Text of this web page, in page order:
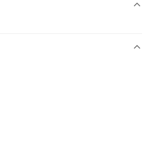
」】
服務後，再付款。
帳流程】
先享後付」後，將跳轉至「AFTEE先享後付」
將收到繳費通知簡訊。
14天內，點擊此簡訊中的連結，可透過四大超商／
方式進行付款，方視為交易完成。
含以上)免運費
含以上)免運費
含以上)免運費